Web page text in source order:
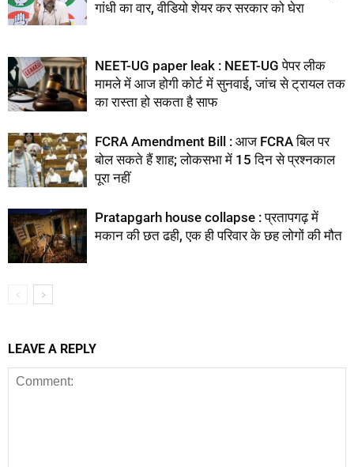
गांधी का वार, वीडियो शेयर कर सरकार को घेरा
NEET-UG paper leak : NEET-UG पेपर लीक
मामले में आज होगी कोर्ट में सुनवाई, जांच से ट्रायल तक
का रास्ता हो सकता है साफ
FCRA Amendment Bill : आज FCRA बिल पर
बोल सकते हैं शाह; लोकसभा में 15 दिन से प्रश्नकाल
पूरा नहीं
Pratapgarh house collapse : प्रतापगढ़ में
मकान की छत ढही, एक ही परिवार के छह लोगों की मौत
LEAVE A REPLY